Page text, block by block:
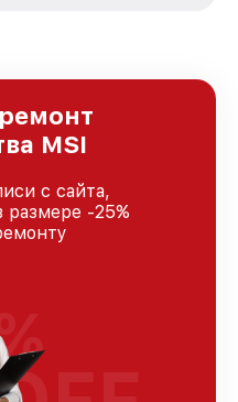
повышая уровень
клиентов.
MSI
с сайта,
размере -25%